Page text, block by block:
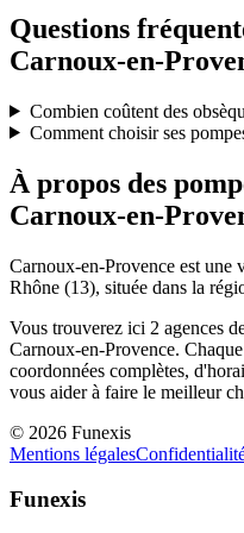
Questions
Carnoux-en-
Combien coûtent des
Comment choisir ses
À propos des
Carnoux-en-
Carnoux-en-Provence est une
Rhône (13), située dans la
Vous trouverez ici 2 agences
Carnoux-en-Provence.
coordonnées complètes,
vous aider à faire le meilleur
© 2026 Funexis
Mentions légales
Funexis